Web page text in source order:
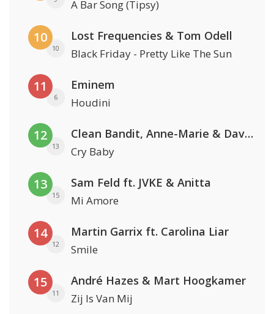
A Bar Song (Tipsy)
10
10
Lost Frequencies & Tom Odell
Black Friday - Pretty Like The Sun
11
6
Eminem
Houdini
12
13
Clean Bandit, Anne-Marie & David Guetta
Cry Baby
13
15
Sam Feld ft. JVKE & Anitta
Mi Amore
14
12
Martin Garrix ft. Carolina Liar
Smile
15
11
André Hazes & Mart Hoogkamer
Zij Is Van Mij